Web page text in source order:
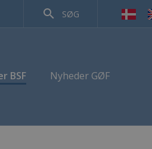
search SØG
BSF Nyheder GØF